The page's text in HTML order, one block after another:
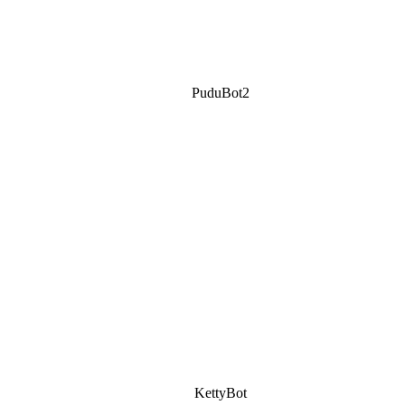
PuduBot2
KettyBot